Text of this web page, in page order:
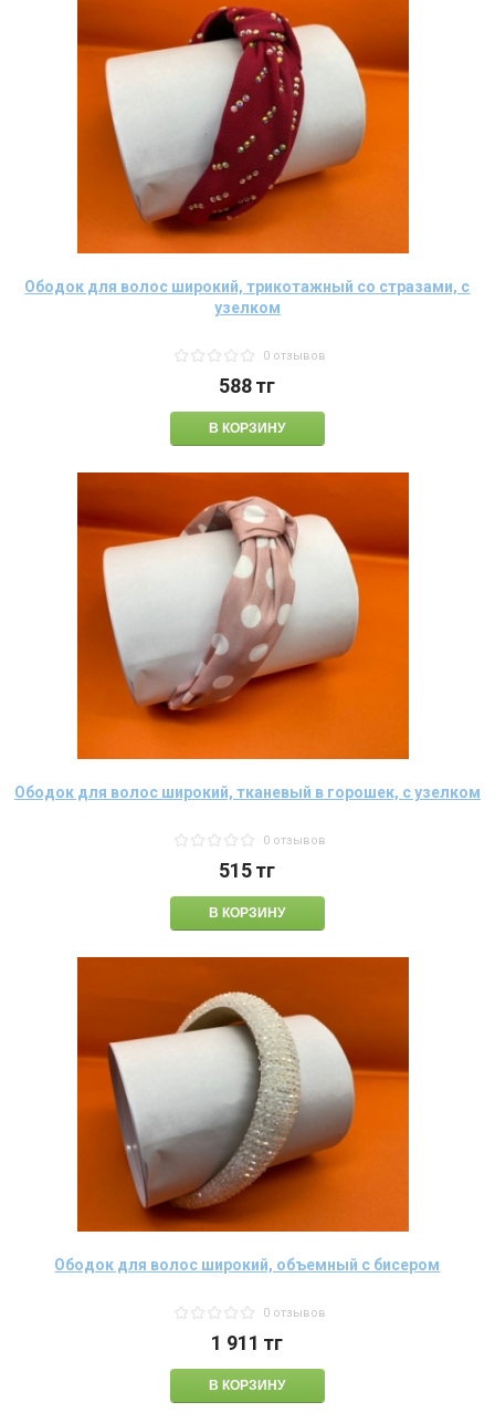
Ободок для волос широкий, трикотажный со стразами, с
узелком
0 отзывов
588тг
Ободок для волос широкий, тканевый в горошек, с узелком
0 отзывов
515тг
Ободок для волос широкий, объемный с бисером
0 отзывов
1 911 тг